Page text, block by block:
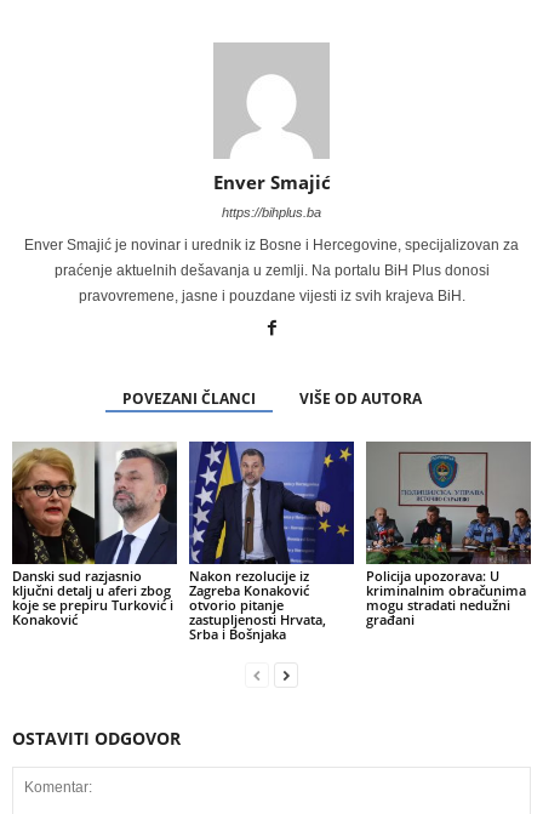
Enver Smajić
https://bihplus.ba
Enver Smajić je novinar i urednik iz Bosne i Hercegovine, specijalizovan za
praćenje aktuelnih dešavanja u zemlji. Na portalu BiH Plus donosi
pravovremene, jasne i pouzdane vijesti iz svih krajeva BiH.
POVEZANI ČLANCI VIŠE OD AUTORA
Danski sud razjasnio
ključni detalj u aferi zbog
koje se prepiru Turković i
Konaković
Nakon rezolucije iz
Zagreba Konaković
otvorio pitanje
zastupljenosti Hrvata,
Srba i Bošnjaka
Policija upozorava: U
kriminalnim obračunima
mogu stradati nedužni
građani
OSTAVITI ODGOVOR